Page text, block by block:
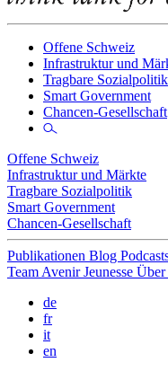
Offene Schweiz
Infrastruktur und
Tragbare Sozialpolitik
Smart Government
Chancen-Gesellschaft
Offene Schweiz
Infrastruktur und Märkte
Tragbare Sozialpolitik
Smart Government
Chancen-Gesellschaft
Publikationen Blog
Team Avenir Jeunesse Über
de
fr
it
en